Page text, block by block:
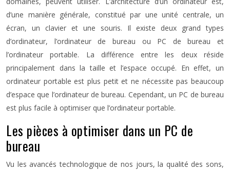
d’une manière générale, constitué par une unité centrale, un
écran, un clavier et une souris. Il existe deux grand types
d’ordinateur, l’ordinateur de bureau ou PC de bureau et
l’ordinateur portable. La différence entre les deux réside
principalement dans la taille et l’espace occupé. En effet, un
ordinateur portable est plus petit et ne nécessite pas beaucoup
d’espace que l’ordinateur de bureau. Cependant, un PC de bureau
est plus facile à optimiser que l’ordinateur portable.
Les pièces à optimiser dans un PC de
bureau
Vu les avancés technologique de nos jours, la qualité des sons,